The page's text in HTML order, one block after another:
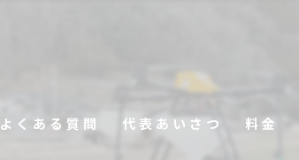
よくある質問 代表あいさつ 料金